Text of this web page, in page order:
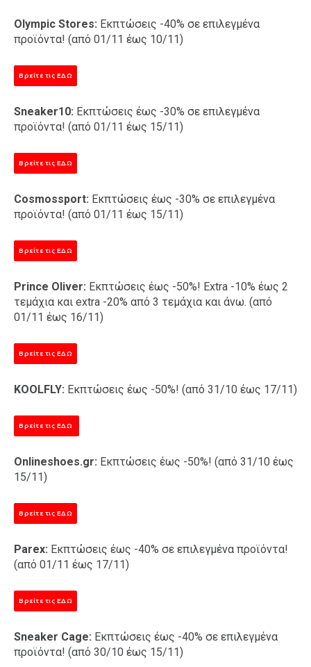
Olympic Stores: Εκπτώσεις -40% σε επιλεγμένα
προϊόντα! (από 01/11 έως 10/11)
Βρείτε τις ΕΔΩ
Sneaker10: Εκπτώσεις έως -30% σε επιλεγμένα
προϊόντα! (από 01/11 έως 15/11)
Βρείτε τις ΕΔΩ
Cosmossport: Εκπτώσεις έως -30% σε επιλεγμένα
προϊόντα! (από 01/11 έως 15/11)
Βρείτε τις ΕΔΩ
Prince Oliver: Εκπτώσεις έως -50%! Extra -10% έως 2
τεμάχια και extra -20% από 3 τεμάχια και άνω. (από
01/11 έως 16/11)
Βρείτε τις ΕΔΩ
KOOLFLY: Εκπτώσεις έως -50%! (από 31/10 έως 17/11)
Βρείτε τις ΕΔΩ
Onlineshoes.gr: Εκπτώσεις έως -50%! (από 31/10 έως
15/11)
Βρείτε τις ΕΔΩ
Parex: Εκπτώσεις έως -40% σε επιλεγμένα προϊόντα!
(από 01/11 έως 17/11)
Βρείτε τις ΕΔΩ
Sneaker Cage: Εκπτώσεις έως -40% σε επιλεγμένα
προϊόντα! (από 30/10 έως 15/11)